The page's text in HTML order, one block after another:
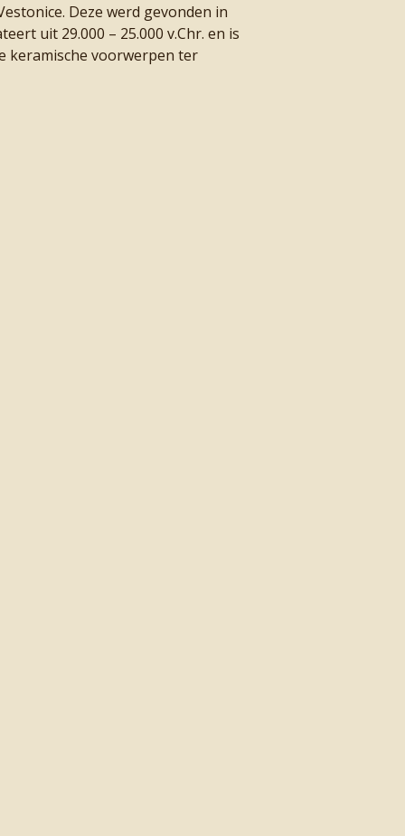
Deze werd gevonden in
uit 29.000 – 25.000 v.Chr. en is
keramische voorwerpen ter